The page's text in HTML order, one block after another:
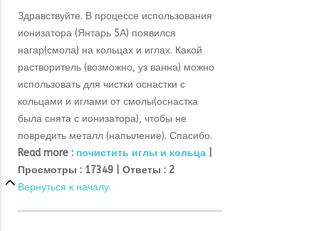
Здравствуйте. В процессе использования
ионизатора (Янтарь 5А) появился
нагар(смола) на кольцах и иглах. Какой
растворитель (возможно, уз ванна) можно
использовать для чистки оснастки с
кольцами и иглами от смолы(оснастка
была снята с ионизатора), чтобы не
повредить металл (напыление). Спасибо.
Read more : почистить иглы и кольца
Просмотры : 17349 | Ответы : 2
Вернуться к началу